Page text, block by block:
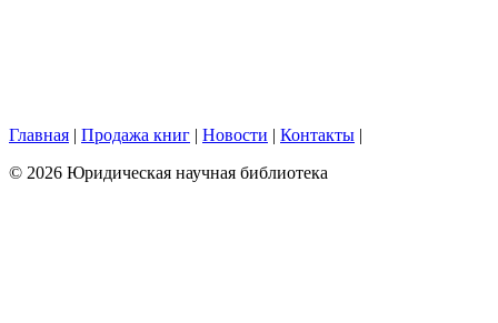
Главная | Продажа книг | Новости | Контакты |
© 2026 Юридическая научная библиотека